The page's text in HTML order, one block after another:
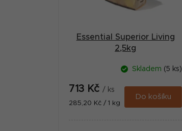
Essential Superior Living
2,5kg
Skladem (5 ks)
713 Kč / ks
Měrná
285,20 Kč / 1 kg
Do košíku